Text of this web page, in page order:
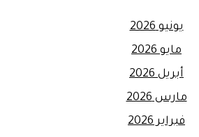
يونيو 2026
مايو 2026
أبريل 2026
مارس 2026
فبراير 2026